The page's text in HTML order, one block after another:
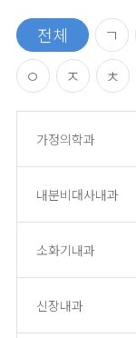
전체 ㄱ
ㅇ
ㅈ ㅊ
가정의학과
내분비대사내과
소화기내과
신장내과